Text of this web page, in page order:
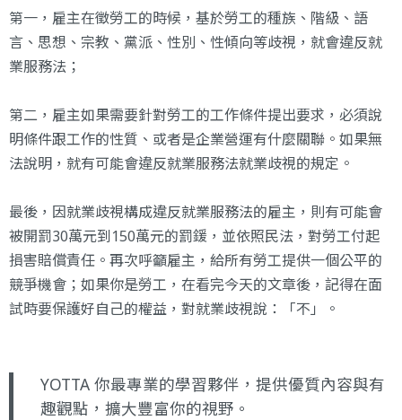
第一，雇主在徵勞工的時候，基於勞工的種族、階級、語
言、思想、宗教、黨派、性別、性傾向等歧視，就會違反就
業服務法；
第二，雇主如果需要針對勞工的工作條件提出要求，必須說
明條件跟工作的性質、或者是企業營運有什麼關聯。如果無
法說明，就有可能會違反就業服務法就業歧視的規定。
最後，因就業歧視構成違反就業服務法的雇主，則有可能會
被開罰30萬元到150萬元的罰鍰，並依照民法，對勞工付起
損害賠償責任。再次呼籲雇主，給所有勞工提供一個公平的
競爭機會；如果你是勞工，在看完今天的文章後，記得在面
試時要保護好自己的權益，對就業歧視說：「不」。
YOTTA 你最專業的學習夥伴，提供優質內容與有
趣觀點，擴大豐富你的視野。